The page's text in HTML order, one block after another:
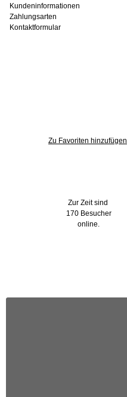
Kundeninformationen
Zahlungsarten
Kontaktformular
Zu Favoriten hinzufügen
Zur Zeit sind
170 Besucher
online.